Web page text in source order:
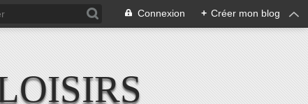
Connexion + Créer mon blog